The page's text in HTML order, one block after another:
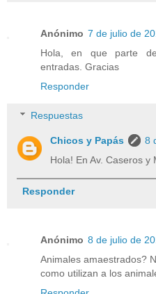
Anónimo 7 de julio de
Hola, en que parte
entradas. Gracias
Responder
Respuestas
Chicos y Papás
8
Hola! En Av. Caseros
Responder
Anónimo 8 de julio de
Animales amaestrados?
como utilizan a los